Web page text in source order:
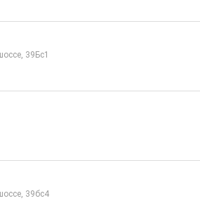
39Бс1
39бс4